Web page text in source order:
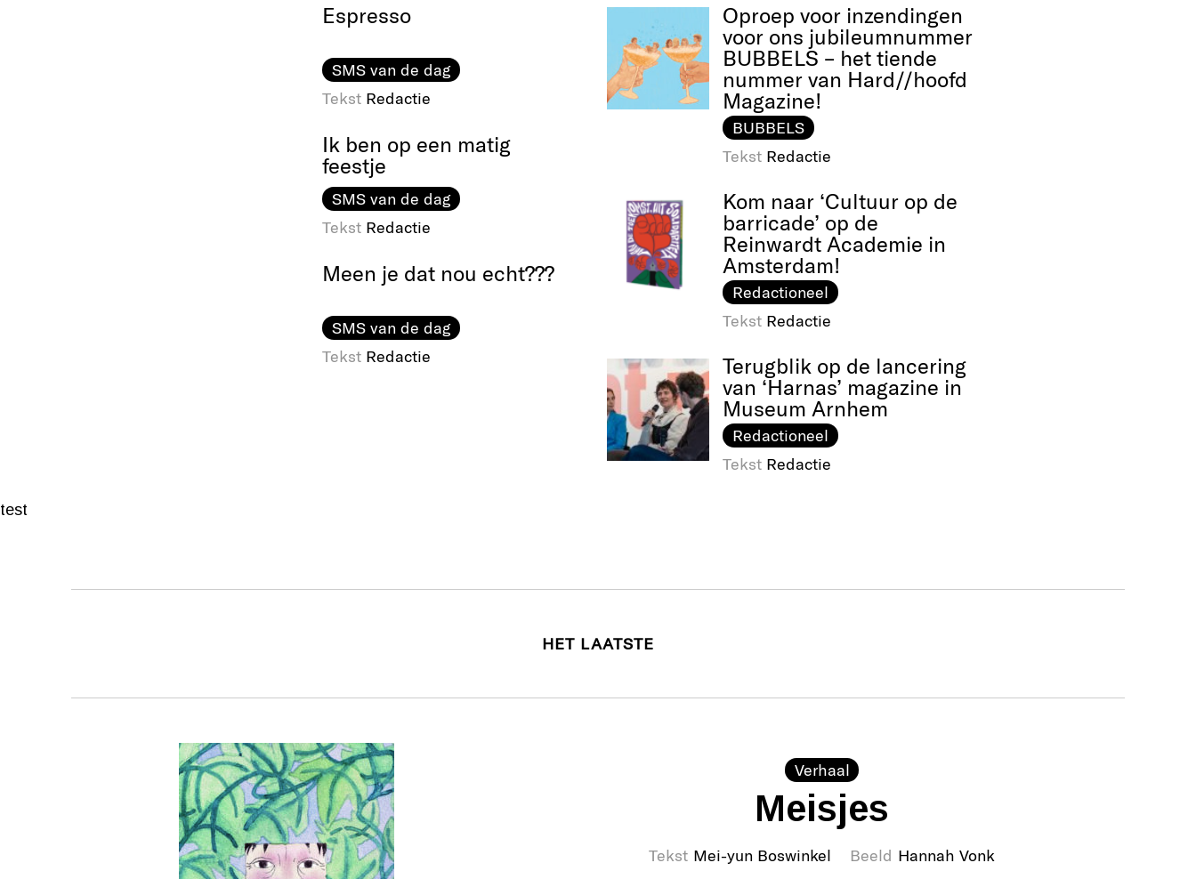
Espresso
SMS van de dag
Tekst Redactie
Ik ben op een matig
feestje
SMS van de dag
Tekst Redactie
Meen je dat nou echt???
SMS van de dag
Tekst Redactie
Oproep voor inzendingen
voor ons jubileumnummer
BUBBELS – het tiende
nummer van Hard//hoofd
Magazine!
BUBBELS
Tekst Redactie
Kom naar ‘Cultuur op de
barricade’ op de
Reinwardt Academie in
Amsterdam!
Redactioneel
Tekst Redactie
Terugblik op de lancering
van ‘Harnas’ magazine in
Museum Arnhem
Redactioneel
Tekst Redactie
test
HET LAATSTE
Verhaal
Meisjes
Tekst Mei-yun Boswinkel Beeld Hannah Vonk